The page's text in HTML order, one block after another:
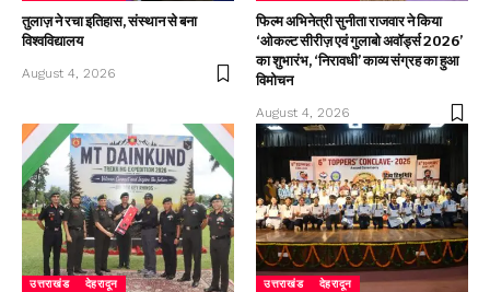
तुलाज़ ने रचा इतिहास, संस्थान से बना
विश्वविद्यालय
August 4, 2026
फिल्म अभिनेत्री सुनीता राजवार ने किया
‘ओकल्ट सीरीज़ एवं गुलाबो अवॉर्ड्स 2026’
का शुभारंभ, ‘निरावधी’ काव्य संग्रह का हुआ
विमोचन
August 4, 2026
उत्तराखंड देहरादून उत्तराखंड देहरादून